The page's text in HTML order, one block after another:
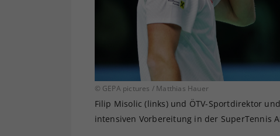
© GEPA pictures / Matthias Hauer
Filip Misolic (links) und ÖTV-Sportdirektor
intensiven Vorbereitung in der SuperTennis